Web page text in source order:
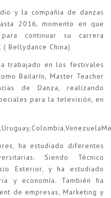
y la compañía de danzas
2016, momento en que
continuar su carrera
Bellydance China)
trabajado en los festivales
Bailarín, Master Teacher
de Danza, realizando
para la televisión, en
ha estudiado diferentes
Siendo Técnico
Exterior, y ha estudiado
y economía. También ha
de empresas, Marketing y